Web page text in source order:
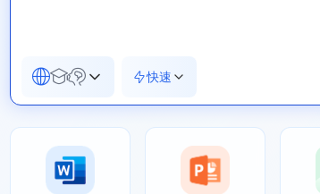
快速